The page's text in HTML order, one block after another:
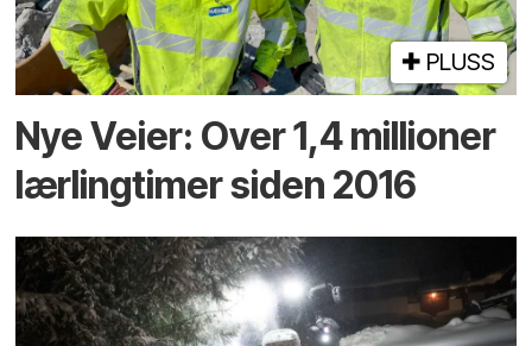
PLUSS
Nye Veier: Over 1,4 millioner
lærlingtimer siden 2016